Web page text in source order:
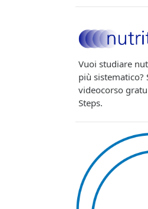
Vuoi studiare
più sistematico?
videocorso
Steps.